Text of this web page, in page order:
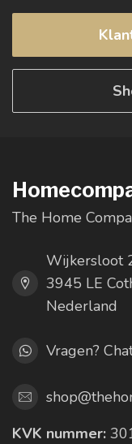
The Home
Wijkersloot
3945 LE
Nederland
Vragen?
KVK nummer: